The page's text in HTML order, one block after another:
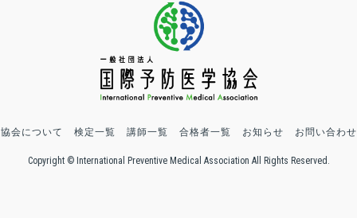
協会について 検定一覧 講師一覧 合格者一覧 お知らせ お問い合わせ
Copyright © International Preventive Medical Association All Rights Reserved.